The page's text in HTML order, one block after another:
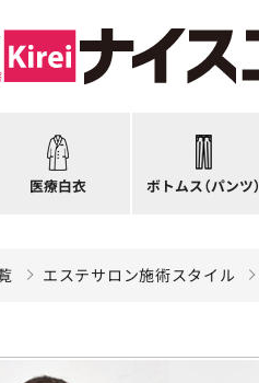
医療白衣
スクラブ
クターコート
医療用ジャケット
ケーシージャケット
ボトムス（パンツ）
パンツ
スカート
キュロット
エステサロン施術スタイル